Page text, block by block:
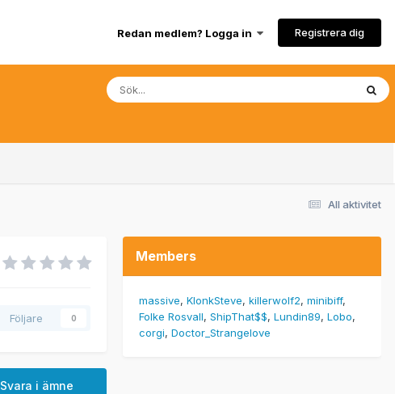
Redan medlem? Logga in Registrera dig
All aktivitet
Följare 0
Svara i ämne
Members
massive KlonkSteve killerwolf2 minibiff
Folke Rosvall ShipThat$$ Lundin89 Lobo
corgi Doctor_Strangelove